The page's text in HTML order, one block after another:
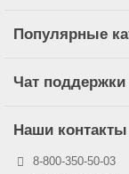
Популярные
Чат поддержки
Наши контакты
8-800-350-50-03